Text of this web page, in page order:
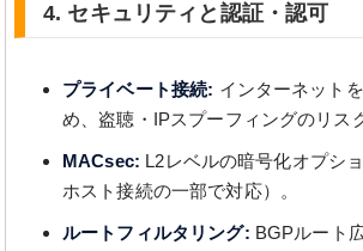
4. セキュリティと認証・認可
プライベート接続: インターネット
め、盗聴・IPスプーフィングのリス
MACsec: L2レベルの暗号化オプシ
ホスト接続の一部で対応）。
ルートフィルタリング: BGPルート